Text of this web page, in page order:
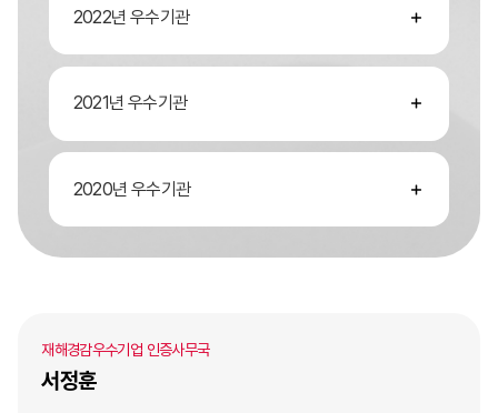
2022년 우수기관
2021년 우수기관
2020년 우수기관
재해경감우수기업 인증사무국
서정훈